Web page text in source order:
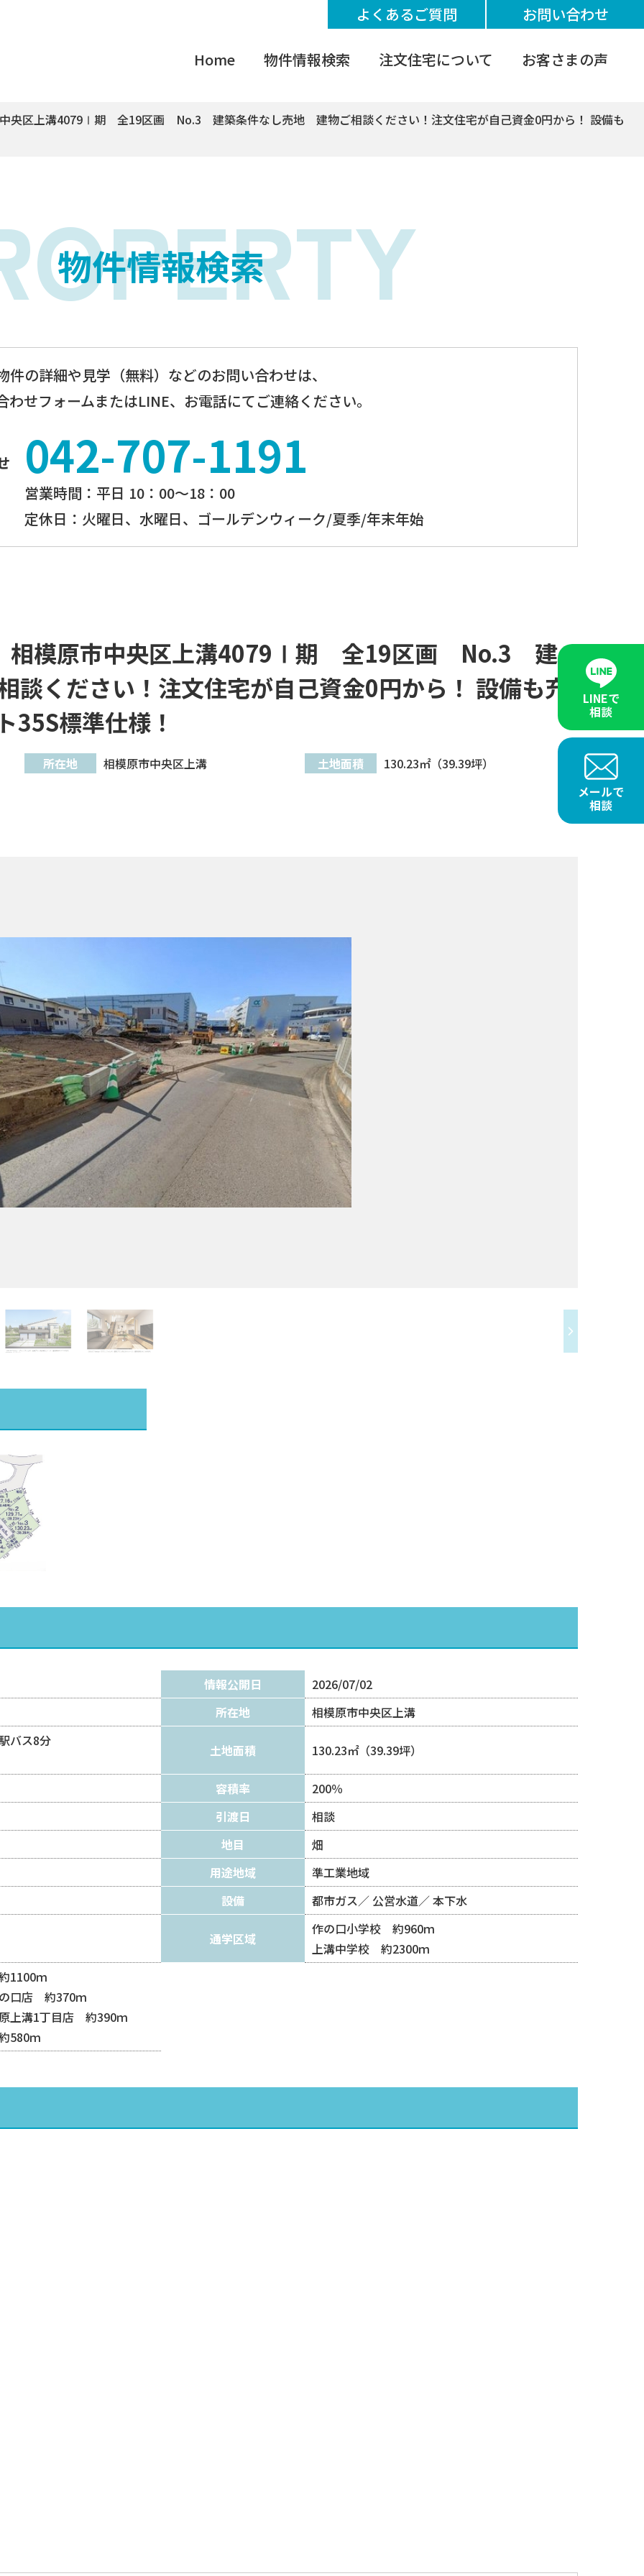
Home 物件情報検索 注文住宅について お客さまの声
よくあるご質問 お問い合わせ
LINEで
相談
メールで
相談
央区上溝4079Ⅰ期 全19区画 No.3 建築条件なし売地 建物ご相談ください！注文住宅が自己資金0円から！ 設備も
物件情報検索
件の詳細や見学（無料）などのお問い合わせは、
わせフォームまたはLINE、お電話にてご連絡ください。
042-707-1191
営業時間：平⽇ 10：00〜18：00
定休⽇：火曜日、⽔曜⽇、ゴールデンウィーク/夏季/年末年始
相模原市中央区上溝4079Ⅰ期 全19区画 No.3 建
ください！注文住宅が自己資金0円から！ 設備も充
35S標準仕様！
所在地 相模原市中央区上溝 土地面積 130.23㎡（39.39坪）
情報公開日
2026/07/02
所在地
相模原市中央区上溝
バス8分
土地面積 130.23㎡（39.39坪）
容積率
200％
引渡日
相談
地目
畑
用途地域
準工業地域
設備
都市ガス 公営水道 本下水
通学区域
作の口小学校 約960ｍ
上溝中学校 約2300ｍ
1100ｍ
口店 約370ｍ
上溝1丁目店 約390ｍ
580ｍ